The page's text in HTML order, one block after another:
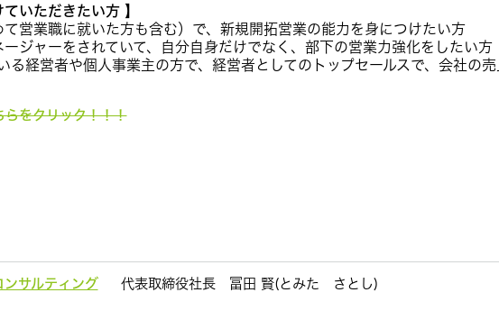
いただきたい方 】
営業職に就いた方も含む）で、新規開拓営業の能力を身につけたい方
ジャーをされていて、自分自身だけでなく、部下の営業力強化をしたい方
る経営者や個人事業主の方で、経営者としてのトップセールスで、会社の
らをクリック！！！
サルティング代表取締役社長 冨田 賢(とみた さとし)